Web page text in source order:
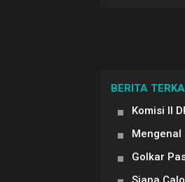
BERITA
Komisi II
Mengenal
Golkar